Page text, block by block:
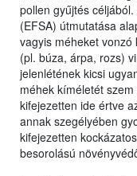
pollen gyűjtés
(EFSA) útmutatása
vagyis méheket
(pl. búza, árpa, rozs)
jelenlétének kicsi
méhek kíméletét
kifejezetten ide értve
annak szegélyében
kifejezetten
besorolású